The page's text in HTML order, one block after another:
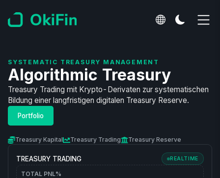
SYSTEMATIC TREASURY MANAGEMENT
Algorithmic Treasury
Treasury Trading mit Krypto-Derivaten zur systematischen
Bildung einer langfristigen digitalen Treasury Reserve.
Portfolio
Treasury Kapital Treasury Trading Treasury Reserve
TREASURY TRADING REALTIME
TOTAL PNL%